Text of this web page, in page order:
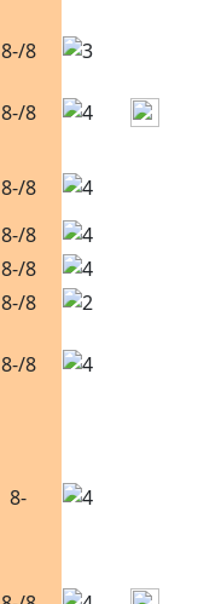
8-/8
8-/8
8-/8
8-/8
8-/8
8-/8
8-/8
8-